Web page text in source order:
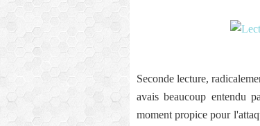
Seconde lecture,
avais beaucoup entendu
moment propice pour